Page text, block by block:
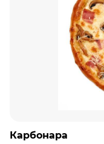
Карбонара